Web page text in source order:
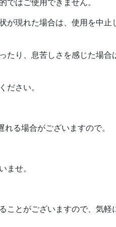
ではご使用できません。
が現れた場合は、使用を中止
たり、息苦しさを感じた場合
ださい。
る場合がございますので。
ませ。
ことがございますので、気軽